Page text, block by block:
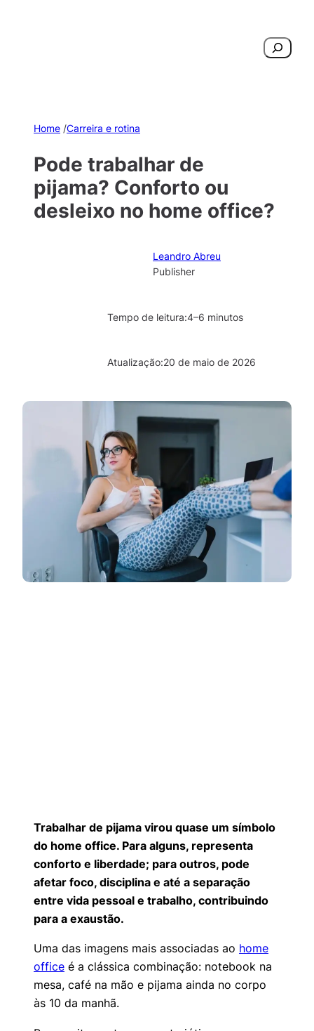
Pesquisar
Home /Carreira e rotina
Pode trabalhar de
pijama? Conforto ou
desleixo no home office?
Leandro Abreu
Publisher
Tempo de leitura:4–6 minutos
Atualização:20 de maio de 2026
Trabalhar de pijama virou quase um símbolo
do home office. Para alguns, representa
conforto e liberdade; para outros, pode
afetar foco, disciplina e até a separação
entre vida pessoal e trabalho, contribuindo
para a exaustão.
Uma das imagens mais associadas ao home
office é a clássica combinação: notebook na
mesa, café na mão e pijama ainda no corpo
às 10 da manhã.